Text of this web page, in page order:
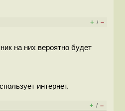
+ / –
на них вероятно будет
интернет.
+ / –